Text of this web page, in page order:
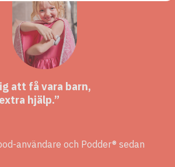
att få vara barn,
hjälp.
användare och Podder® sedan